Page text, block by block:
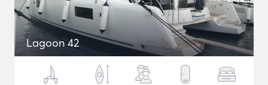
Lagoon 42